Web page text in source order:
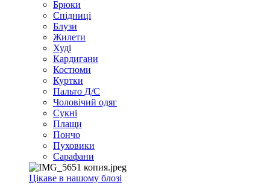
Брюки
Спідниці
Блузи
Жилети
Худі
Кардигани
Костюми
Куртки
Пальто Д/С
Чоловічий одяг
Сукні
Плащи
Пончо
Пуховики
Сарафани
Цікаве в нашому блозі